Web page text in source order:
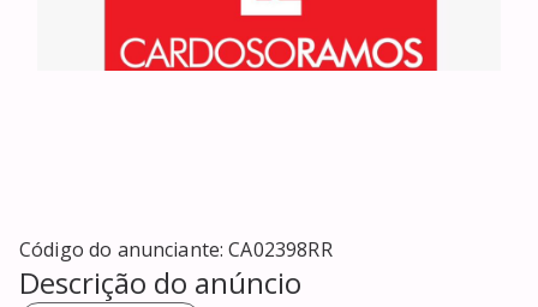
Código do anunciante:CA02398RR
Descrição do anúncio